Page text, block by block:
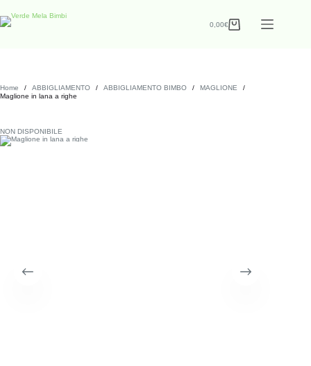
0,00€
Home / ABBIGLIAMENTO / ABBIGLIAMENTO BIMBO / MAGLIONE
/
Maglione in lana a righe
NON DISPONIBILE